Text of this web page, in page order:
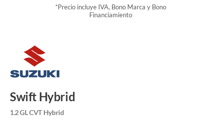
*Precio incluye IVA, Bono Marca y Bono
Financiamiento
Swift Hybrid
1.2 GL CVT Hybrid